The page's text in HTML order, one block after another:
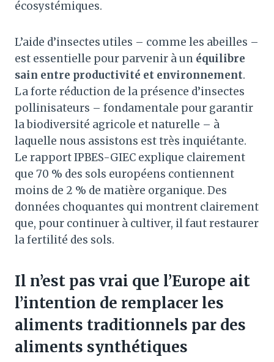
écosystémiques.
L’aide d’insectes utiles – comme les abeilles –
est essentielle pour parvenir à un équilibre
sain entre productivité et environnement.
La forte réduction de la présence d’insectes
pollinisateurs – fondamentale pour garantir
la biodiversité agricole et naturelle – à
laquelle nous assistons est très inquiétante.
Le rapport IPBES-GIEC explique clairement
que 70 % des sols européens contiennent
moins de 2 % de matière organique. Des
données choquantes qui montrent clairement
que, pour continuer à cultiver, il faut restaurer
la fertilité des sols.
Il n’est pas vrai que l’Europe ait
l’intention de remplacer les
aliments traditionnels par des
aliments synthétiques